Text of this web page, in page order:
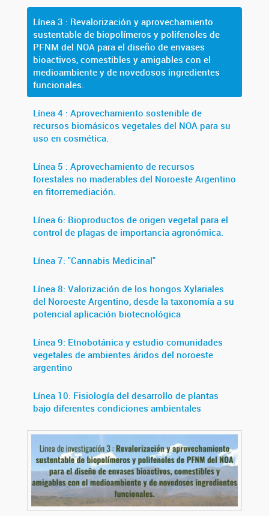
Línea 3 : Revalorización y aprovechamiento
sustentable de biopolímeros y polifenoles de
PFNM del NOA para el diseño de envases
bioactivos, comestibles y amigables con el
medioambiente y de novedosos ingredientes
funcionales.
Línea 4 : Aprovechamiento sostenible de
recursos biomásicos vegetales del NOA para su
uso en cosmética.
Línea 5 : Aprovechamiento de recursos
forestales no maderables del Noroeste Argentino
en fitorremediación.
Línea 6: Bioproductos de origen vegetal para el
control de plagas de importancia agronómica.
Línea 7: "Cannabis Medicinal"
Línea 8: Valorización de los hongos Xylariales
del Noroeste Argentino, desde la taxonomía a su
potencial aplicación biotecnológica
Línea 9: Etnobotánica y estudio comunidades
vegetales de ambientes áridos del noroeste
argentino
Línea 10: Fisiología del desarrollo de plantas
bajo diferentes condiciones ambientales